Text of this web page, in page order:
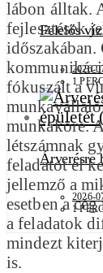
Felelős
2026-
1
Árverésre
2026-
1
lábon álltak.
fejlesztések
fókuszált a
munkaköre.
létszámnak
feladatot el
jellemző a
esetben a
a feladatok
mindezt
is.